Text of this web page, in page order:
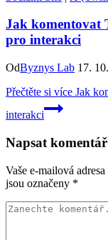
Jak komentovat
pro interakci
OdByznys Lab 17.
Přečtěte si více Jak
interakci
Napsat komentář
Vaše e-mailová
jsou označeny *